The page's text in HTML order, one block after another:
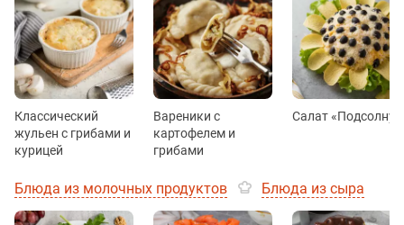
Классический
жульен с грибами и
курицей
Вареники с
картофелем и
грибами
Салат
Блюда из молочных продуктов Блюда из сыра